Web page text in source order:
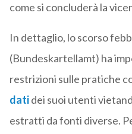
come si concluderà la
In dettaglio, lo scorso
(Bundeskartellamt) ha
restrizioni sulle pratiche
datidei suoi utenti
estratti da fonti diverse.